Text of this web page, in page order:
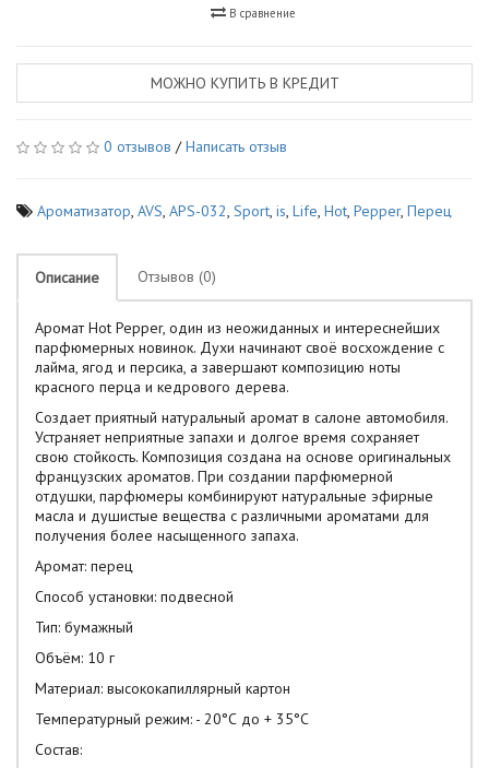
В сравнение
МОЖНО КУПИТЬ В КРЕДИТ
0 отзывов /Написать отзыв
Ароматизатор, AVS, APS-032, Sport, is, Life, Hot, Pepper, Перец
Описание Отзывов (0)
Аромат Hot Pepper, один из неожиданных и интереснейших
парфюмерных новинок. Духи начинают своё восхождение с
лайма, ягод и персика, а завершают композицию ноты
красного перца и кедрового дерева.
Создает приятный натуральный аромат в салоне автомобиля.
Устраняет неприятные запахи и долгое время сохраняет
свою стойкость. Композиция создана на основе оригинальных
французских ароматов. При создании парфюмерной
отдушки, парфюмеры комбинируют натуральные эфирные
масла и душистые вещества с различными ароматами для
получения более насыщенного запаха.
Аромат: перец
Способ установки: подвесной
Тип: бумажный
Объём: 10 г
Материал: высококапиллярный картон
Температурный режим: - 20°С до + 35°С
Состав: